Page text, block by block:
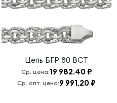
Цепь БГР 80 ВСТ
Ср. цена:19 982.40 ₽
Ср. опт. цена:9 991.20 ₽